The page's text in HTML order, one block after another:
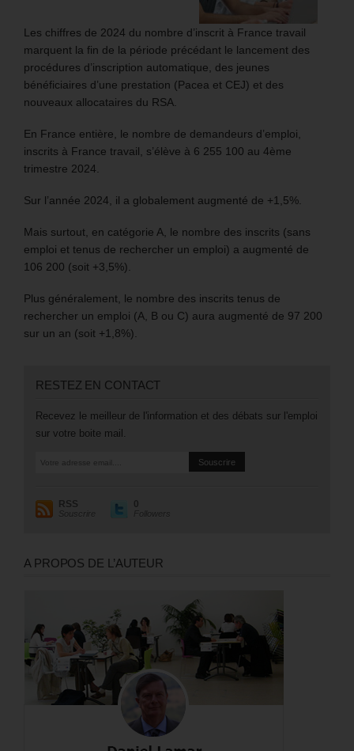
Les chiffres de 2024 du nombre d’inscrit à France travail
marquent la fin de la période précédant le lancement des
procédures d’inscription automatique, des jeunes
bénéficiaires d’une prestation (Pacea et CEJ) et des
nouveaux allocataires du RSA.
En France entière, le nombre de demandeurs d’emploi,
inscrits à France travail, s’élève à 6 255 100 au 4ème
trimestre 2024.
Sur l’année 2024, il a globalement augmenté de +1,5%.
Mais surtout, en catégorie A, le nombre des inscrits (sans
emploi et tenus de rechercher un emploi) a augmenté de
106 200 (soit +3,5%).
Plus généralement, le nombre des inscrits tenus de
rechercher un emploi (A, B ou C) aura augmenté de 97 200
sur un an (soit +1,8%).
RESTEZ EN CONTACT
Recevez le meilleur de l'information et des débats sur l'emploi
sur votre boite mail.
RSS
Souscrire
0
Followers
A PROPOS DE L’AUTEUR